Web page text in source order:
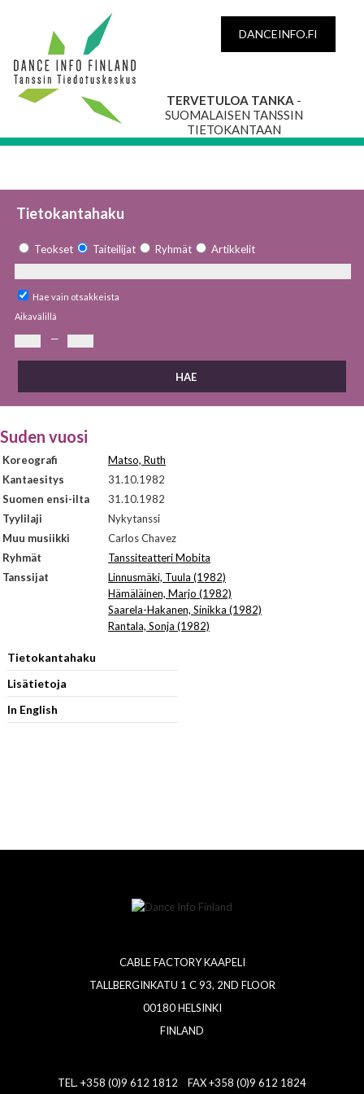
DANCEINFO.FI
TERVETULOA TANKA -
SUOMALAISEN TANSSIN
TIETOKANTAAN
Tietokantahaku
Teokset Taiteilijat Ryhmät Artikkelit
Hae vain otsakkeista
Aikavälillä
—
Suden vuosi
Koreografi
Matso, Ruth
Kantaesitys
31.10.1982
Suomen ensi-ilta
31.10.1982
Tyylilaji
Nykytanssi
Muu musiikki
Carlos Chavez
Ryhmät
Tanssiteatteri Mobita
Tanssijat
Linnusmäki, Tuula (1982)
Hämäläinen, Marjo (1982)
Saarela-Hakanen, Sinikka (1982)
Rantala, Sonja (1982)
Tietokantahaku
Lisätietoja
In English
CABLE FACTORY KAAPELI
TALLBERGINKATU 1 C 93, 2ND FLOOR
00180 HELSINKI
FINLAND
TEL. +358 (0)9 612 1812 FAX +358 (0)9 612 1824